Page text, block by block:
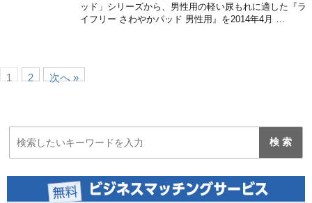
ッド」シリーズから、男性用の軽い尿もれに適した『ラ
イフリー さわやかパッド 男性用』を2014年4月 …
1 2 次へ »